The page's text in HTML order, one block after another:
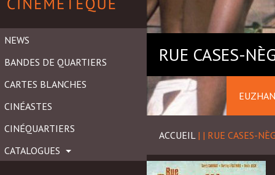
NEWS
BANDES DE QUARTIERS
CARTES BLANCHES
CINÉASTES
CINÉQUARTIERS
CATALOGUES
RUE CASES-
ACCUEIL | | RUE CASES-